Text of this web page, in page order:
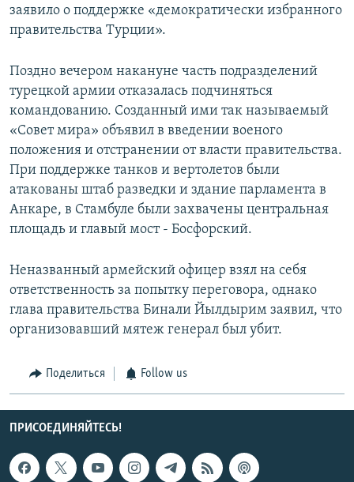
заявило о поддержке «демократически избранного
правительства Турции».
Поздно вечером накануне часть подразделений
турецкой армии отказалась подчиняться
командованию. Созданный ими так называемый
«Совет мира» объявил в введении военого
положения и отстранении от власти правительства.
При поддержке танков и вертолетов были
атакованы штаб разведки и здание парламента в
Анкаре, в Стамбуле были захвачены центральная
площадь и главый мост - Босфорский.
Неназванный армейский офицер взял на себя
ответственность за попытку переговора, однако
глава правительства Бинали Йылдырим заявил, что
организовавший мятеж генерал был убит.
Поделиться Follow us
ПРИСОЕДИНЯЙТЕСЬ!